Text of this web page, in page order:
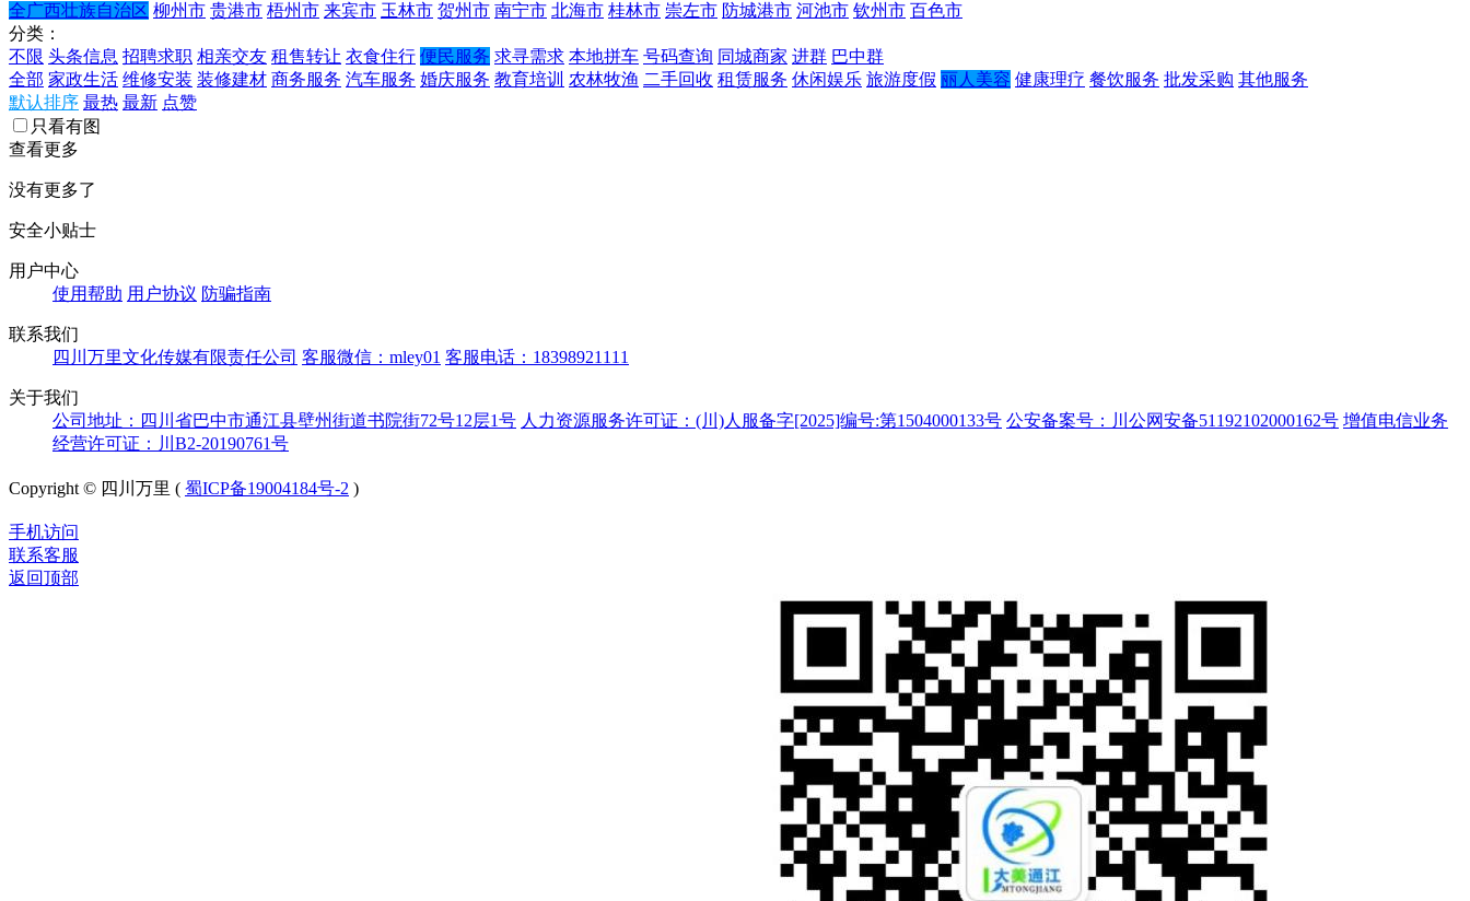
全广西壮族自治区 柳州市 贵港市 梧州市 来宾市 玉林市 贺州市 南宁市 北海市 桂林市 崇左市 防城港市 河池市 钦州市 百色市
分类：
不限 头条信息 招聘求职 相亲交友 租售转让 衣食住行 便民服务 求寻需求 本地拼车 号码查询 同城商家 进群 巴中群
全部 家政生活 维修安装 装修建材 商务服务 汽车服务 婚庆服务 教育培训 农林牧渔 二手回收 租赁服务 休闲娱乐 旅游度假 丽人美容 健康理疗 餐饮服务 批发采购 其他服务
默认排序 最热 最新 点赞
只看有图
查看更多
没有更多了
安全小贴士
用户中心
使用帮助 用户协议 防骗指南
联系我们
四川万里文化传媒有限责任公司 客服微信：mley01 客服电话：18398921111
关于我们
公司地址：四川省巴中市通江县壁州街道书院街72号12层1号 人力资源服务许可证：(川)人服备字[2025]编号:第1504000133号 公安备案号：川公网安备51192102000162号 增值电信业务
经营许可证：川B2-20190761号
Copyright © 四川万里 ( 蜀ICP备19004184号-2 )
手机访问
联系客服
返回顶部